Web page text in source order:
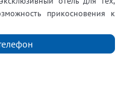
прикосновения к
70-40